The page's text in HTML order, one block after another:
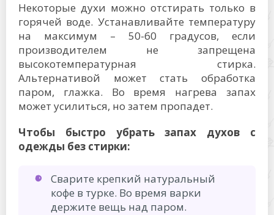
Некоторые духи можно отстирать только в
горячей воде. Устанавливайте температуру
на максимум – 50-60 градусов, если
производителем не запрещена
высокотемпературная стирка.
Альтернативой может стать обработка
паром, глажка. Во время нагрева запах
может усилиться, но затем пропадет.
Чтобы быстро убрать запах духов с
одежды без стирки:
Сварите крепкий натуральный
кофе в турке. Во время варки
держите вещь над паром.